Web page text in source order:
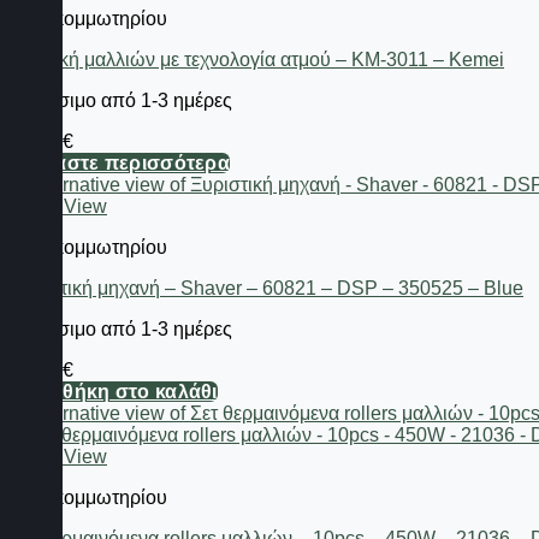
Είδη κομμωτηρίου
Ισιωτική μαλλιών με τεχνολογία ατμού – KM-3011 – Kemei
Διαθέσιμο από 1-3 ημέρες
€
Διαβάστε περισσότερα
Quick View
Είδη κομμωτηρίου
Ξυριστική μηχανή – Shaver – 60821 – DSP – 350525 – Blue
Διαθέσιμο από 1-3 ημέρες
€
Προσθήκη στο καλάθι
Quick View
Είδη κομμωτηρίου